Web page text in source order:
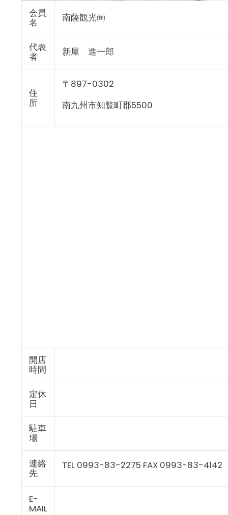
会員
名 南薩観光㈱
代表
者 新屋 進一郎
住
所
〒897-0302
南九州市知覧町郡5500
開店
時間
定休
日
駐車
場
連絡
先
TEL 0993-83-2275 FAX 0993-83-4142
E-
MAIL